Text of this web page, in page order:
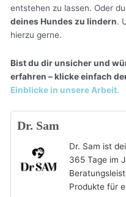
entstehen zu lassen. Oder
deines Hundes zu lindern.
hierzu gerne.
Bist du dir unsicher und
erfahren – klicke einfach
Einblicke in unsere Arbeit.
Dr. Sam
Dr. Sam ist
365 Tage im
Produkte für